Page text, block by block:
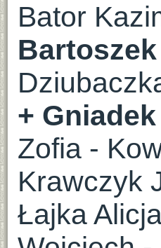
Bator
+
Zofia -
Krawczyk
Łajka